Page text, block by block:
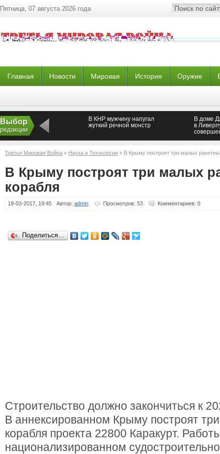
Пятница, 07 августа 2026 года
Главная Новости Мировая История Оружие
Выбор
редакции
В КНР мужчину напугал
жуткий речной монстр
В доме
в
Третья Мировая Война » Наука и Технологии » В Крыму построят три малых
В Крыму построят три малых
корабля
18-03-2017, 19:45 Автор: admin Просмотров: 53 Комментариев: 0
Поделиться…
Строительство должно закончиться к
В аннексированном Крыму построят
корабля проекта 22800 Каракурт.
национализированном